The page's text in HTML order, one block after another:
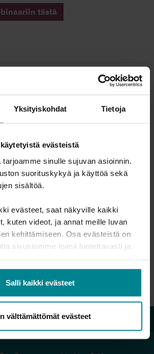
Yksityiskohdat Tietoja
evästeistä
sinulle sujuvan asioinnin.
suorituskykyä ja käyttöä sekä
sisältöä.
evästeet, saat näkyville kaikki
kuten videot, ja annat meille luvan
kehittämiseen. Osa evästeistä on
sivustomme toimii luotettavasti ja
Salli kaikki evästeet
välttämättömät evästeet
tästä
Jaa tapahtuma:
asiat puheeksi asiakastyössä?
välineitä ammattilaisille
ja koulutukset
0800 9 8009